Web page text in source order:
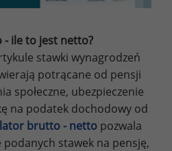
ile to jest netto?
stawki wynagrodzeń
potrącane od pensji
społeczne, ubezpieczenie
na podatek dochodowy od
brutto - netto pozwala
podanych stawek na pensję,